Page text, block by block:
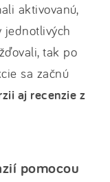
aktivovanú,
jednotlivých
tak po
sa začnú
aj recenzie z
pomocou